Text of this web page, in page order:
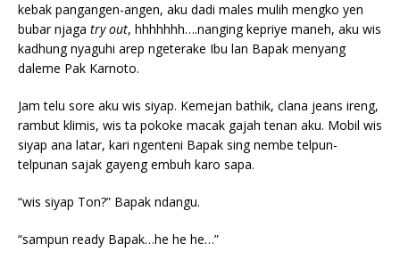
kebak pangangen-angen, aku dadi males mulih mengko yen
bubar njaga try out, hhhhhhh….nanging kepriye maneh, aku wis
kadhung nyaguhi arep ngeterake Ibu lan Bapak menyang
daleme Pak Karnoto.
Jam telu sore aku wis siyap. Kemejan bathik, clana jeans ireng,
rambut klimis, wis ta pokoke macak gajah tenan aku. Mobil wis
siyap ana latar, kari ngenteni Bapak sing nembe telpun-
telpunan sajak gayeng embuh karo sapa.
“wis siyap Ton?” Bapak ndangu.
“sampun ready Bapak…he he he…”